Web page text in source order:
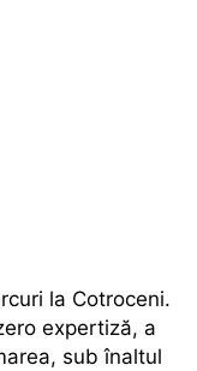
la Cotroceni.
expertiză, a
sub înaltul